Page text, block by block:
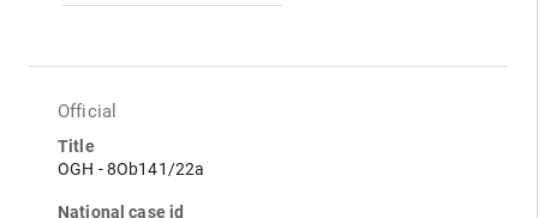
Official
Title
OGH - 8Ob141/22a
National case id